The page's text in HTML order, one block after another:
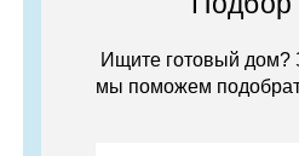
Ищите готовый дом?
мы поможем